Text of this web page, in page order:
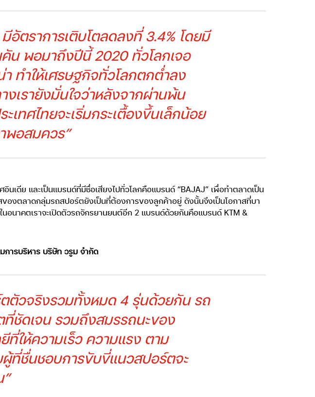
ตราการเติบโตลดลงที่ 3.4% โดยมี
น พอมาถึงปีนี้ 2020 ทั่วโลกเจอ
ทำให้เศรษฐกิจทั่วโลกตกต่ำลง
งเรายังมั่นใจว่าหลังจากผ่านพ้น
ทศไทยจะเริ่มกระเตื้องขึ้นเล็กน้อย
พอสมควร”
เดีย และเป็นแบรนด์ที่มีชื่อเสียงไปทั่วโลกคือแบรนด์ “BAJAJ” เพื่อทำตลาดเป็น
สของตลาดกลุ่มรถสปอร์ตยังเป็นที่ต้องการของลูกค้าอยู่ ดังนั้นจึงเป็นโอกาสที่บา
นาคตเราจะเปิดตัวรถจักรยานยนต์อีก 2 แบรนด์ด้วยกันคือแบรนด์ KTM &
การบริหาร บริษัท วรูม จำกัด
ตัวจริงรวมทั้งหมด 4 รุ่นด้วยกัน รถ
ชัดเจน รวมถึงสมรรถนะของ
ที่ให้ความเร็ว ความแรง ตาม
ผู้ที่ชื่นชอบการขับขี่แนวสปอร์ตจะ